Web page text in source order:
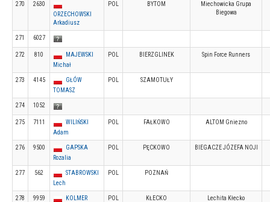
270
2630
ORZECHOWSKI
Arkadiusz
POL BYTOM
Miechowicka Grupa
Biegowa
271 6027
272 810
MAJEWSKI
Michał
POL BIERZGLINEK Spin Force Runners
273 4145
GŁÓW
TOMASZ
POL SZAMOTUŁY
274 1052
275 7111
WILIŃSKI
Adam
POL FAŁKOWO ALTOM Gniezno
276 9500
GAPSKA
Rozalia
POL PĘCKOWO BIEGACZE JÓZEFA NOJI
277 562
STABROWSKI
Lech
POL POZNAŃ
278 9959
KOLMER
POL KŁECKO Lechita Kłecko